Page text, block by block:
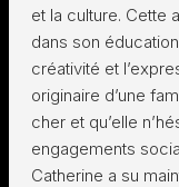
et la culture. Cette
dans son
créativité et
originaire d’une
cher et qu’elle
engagements
Catherine a su